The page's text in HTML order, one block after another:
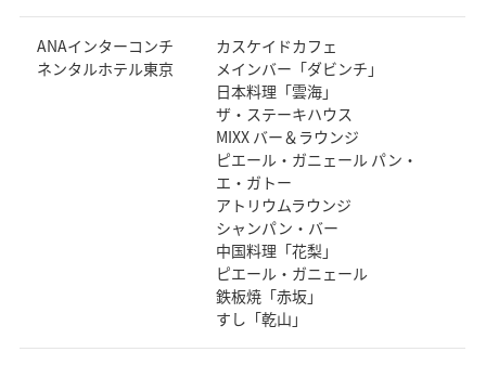
ANAインターコンチ
ネンタルホテル東京
カスケイドカフェ
メインバー「ダビンチ」
日本料理「雲海」
ザ・ステーキハウス
MIXX バー＆ラウンジ
ピエール・ガニェール パン・
エ・ガトー
アトリウムラウンジ
シャンパン・バー
中国料理「花梨」
ピエール・ガニェール
鉄板焼「赤坂」
すし「乾山」